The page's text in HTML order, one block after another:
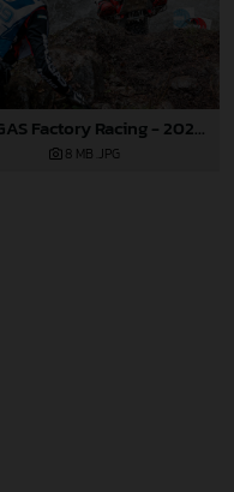
GASGAS Factory Racing - 2024 FIM TrialGP World Championship - Round 3, Italy
8 MB .JPG